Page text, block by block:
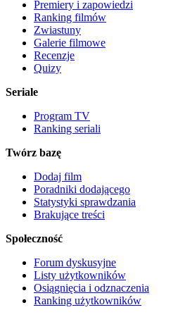
Premiery i zapowiedzi
Ranking filmów
Zwiastuny
Galerie filmowe
Recenzje
Quizy
Seriale
Program TV
Ranking seriali
Twórz bazę
Dodaj film
Poradniki dodającego
Statystyki sprawdzania
Brakujące treści
Społeczność
Forum dyskusyjne
Listy użytkowników
Osiągnięcia i odznaczenia
Ranking użytkowników